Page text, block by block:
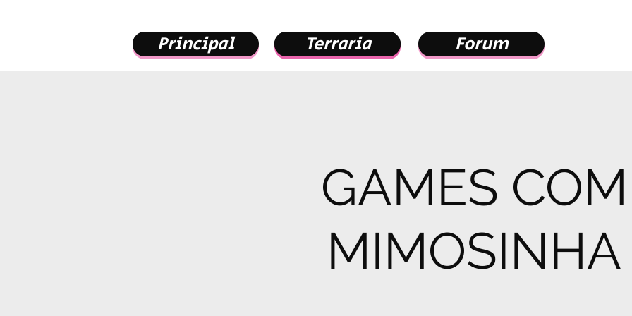
Principal Terraria
Terraria Forum
GAMES COM
MIMOSINHA